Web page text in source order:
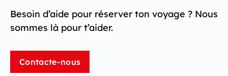
Besoin d’aide pour réserver ton voyage ? Nous
sommes là pour t’aider.
Contacte-nous